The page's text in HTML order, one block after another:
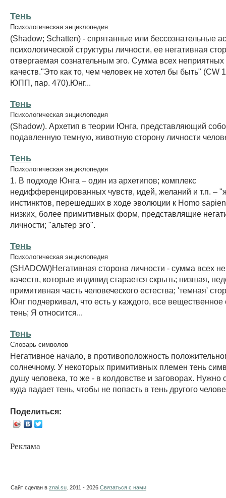
Тень
Психологическая энциклопедия
(Shadow; Schatten) - спрятанные или бессознательные
психологической структуры личности, ее негативная
отвергаемая сознательным эго. Сумма всех
качеств."Это как то, чем человек не хотел бы быть" (CW
ЮПП, пар. 470).Юнг...
Тень
Психологическая энциклопедия
(Shadow). Архетип в теории Юнга, представляющий
подавленную темную, животную сторону личности
Тень
Психологическая энциклопедия
1. В подходе Юнга – один из архетипов; комплекс
недифференцированных чувств, идей, желаний и т.п. –
инстинктов, перешедших в ходе эволюции к Homo
низких, более примитивных форм, представлящие
личности; "альтер эго".
Тень
Психологическая энциклопедия
(SHADOW)Негативная сторона личности - сумма всех
качеств, которые индивид старается скрыть; низшая,
примитивная часть человеческого естества; 'темная'
Юнг подчеркивал, что есть у каждого, все вещественное
тень; Я относится...
Тень
Словарь символов
Негативное начало, в противоположность
солнечному. У некоторых примитивных племен тень
душу человека, то же - в колдовстве и заговорах. Нужно
куда падает тень, чтобы не попасть в тень другого
Поделиться:
Реклама
Сайт сделан в znai.su . 2011 - 2026 Связаться с нами